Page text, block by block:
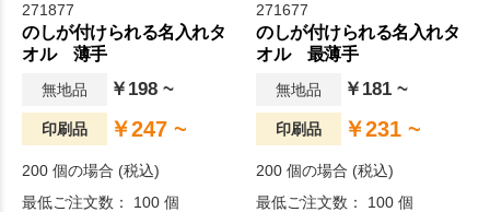
271877
のしが付けられる名入れタ
オル 薄手
無地品 ￥198 ~
印刷品 ￥247 ~
200 個の場合 (税込)
最低ご注文数： 100 個
271677
のしが付けられる名入れタ
オル 最薄手
無地品 ￥181 ~
印刷品 ￥231 ~
200 個の場合 (税込)
最低ご注文数： 100 個